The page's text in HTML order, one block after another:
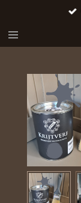
naar